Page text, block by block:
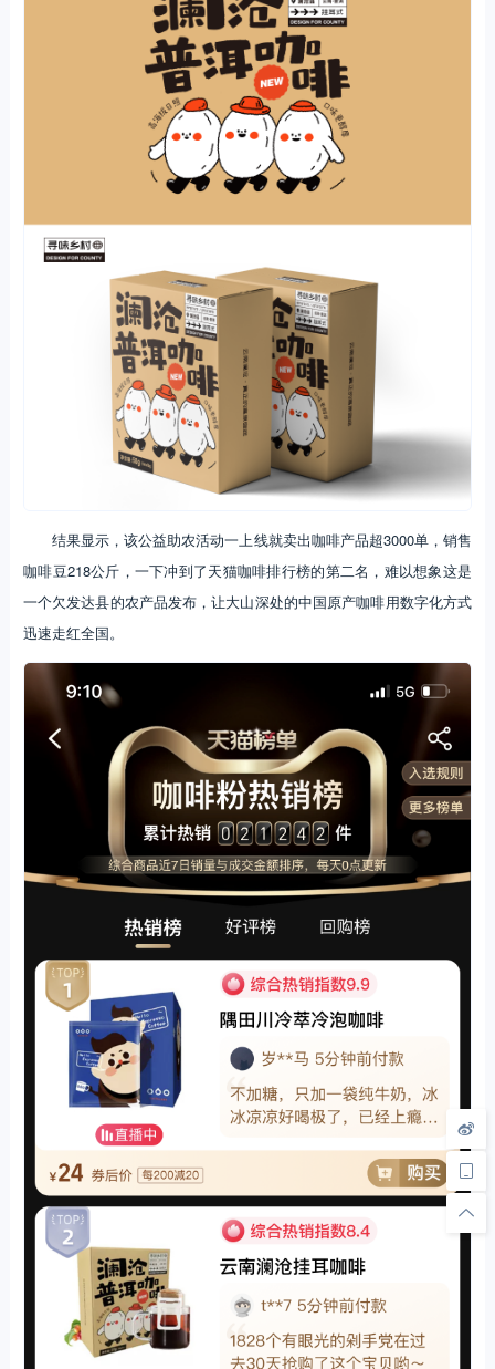
结果显示，该公益助农活动一上线就卖出咖啡产品超3000单，销售
咖啡豆218公斤，一下冲到了天猫咖啡排行榜的第二名，难以想象这是
一个欠发达县的农产品发布，让大山深处的中国原产咖啡用数字化方式
迅速走红全国。